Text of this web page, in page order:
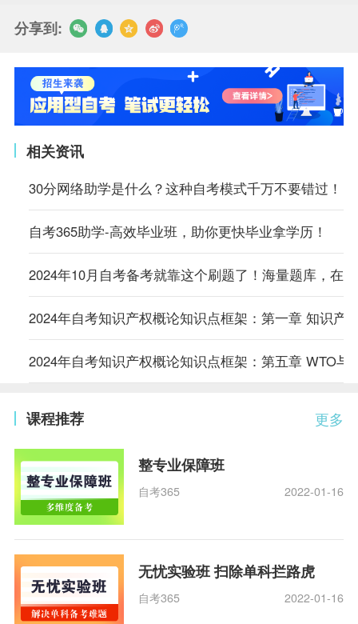
分享到:
相关资讯
30分网络助学是什么？这种自考模式千万不要错过！
自考365助学-高效毕业班，助你更快毕业拿学历！
2024年10月自考备考就靠这个刷题了！海量题库，在
2024年自考知识产权概论知识点框架：第一章 知识产
2024年自考知识产权概论知识点框架：第五章 WTO与
更多
课程推荐
整专业保障班
自考365 2022-01-16
无忧实验班 扫除单科拦路虎
自考365 2022-01-16